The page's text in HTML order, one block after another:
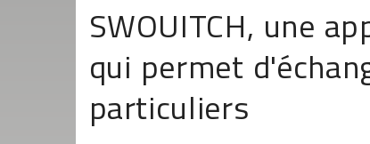
SWOUITCH, une
qui permet
particuliers